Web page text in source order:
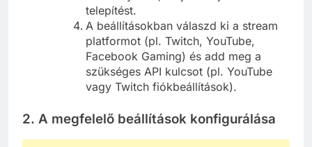
telepítést.
A beállításokban válaszd ki a stream
platformot (pl. Twitch, YouTube,
Facebook Gaming) és add meg a
szükséges API kulcsot (pl. YouTube
vagy Twitch fiókbeállítások).
2. A megfelelő beállítások konfigurálása